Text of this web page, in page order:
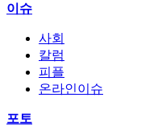
이슈
사회
칼럼
피플
온라인이슈
포토